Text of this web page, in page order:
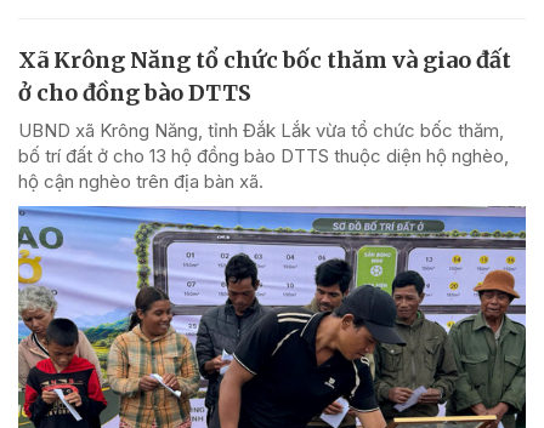
Xã Krông Năng tổ chức bốc thăm và giao đất
ở cho đồng bào DTTS
UBND xã Krông Năng, tỉnh Đắk Lắk vừa tổ chức bốc thăm,
bố trí đất ở cho 13 hộ đồng bào DTTS thuộc diện hộ nghèo,
hộ cận nghèo trên địa bàn xã.